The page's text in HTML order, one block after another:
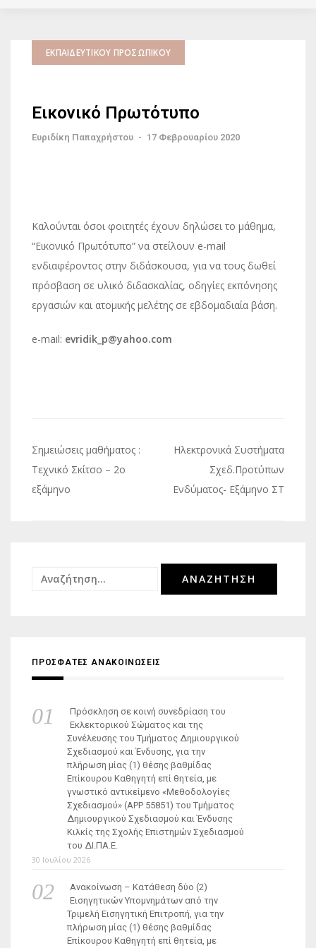
ΕΚΠΑΙΔΕΥΤΙΚΟΎ ΠΡΟΣΩΠΙΚΟΎ
Εικονικό Πρωτότυπο
Ευριδίκη Παπαχρήστου - 17 Φεβρουαρίου 2020
Καλούνται όσοι φοιτητές έχουν δηλώσει το μάθημα,
“Εικονικό Πρωτότυπο” να στείλουν e-mail
ενδιαφέροντος στην διδάσκουσα, για να τους δωθεί
πρόσβαση σε υλικό διδασκαλίας, οδηγίες εκπόνησης
εργασιών και ατομικής μελέτης σε εβδομαδιαία βάση.
e-mail: evridik_p@yahoo.com
Πλοήγηση
άρθρων
Σημειώσεις μαθήματος :
Τεχνικό Σκίτσο – 2ο
εξάμηνο
Ηλεκτρονικά Συστήματα
Σχεδ.Προτύπων
Ενδύματος- Εξάμηνο ΣΤ
Αναζήτηση
ΠΡΟΣΦΑΤΕΣ ΑΝΑΚΟΙΝΩΣΕΙΣ
Πρόσκληση σε κοινή συνεδρίαση του
Εκλεκτορικού Σώματος και της
Συνέλευσης του Τμήματος Δημιουργικού
Σχεδιασμού και Ένδυσης, για την
πλήρωση μίας (1) θέσης βαθμίδας
Επίκουρου Καθηγητή επί θητεία, με
γνωστικό αντικείμενο «Μεθοδολογίες
Σχεδιασμού» (ΑΡΡ 55851) του Τμήματος
Δημιουργικού Σχεδιασμού και Ένδυσης
Κιλκίς της Σχολής Επιστημών Σχεδιασμού
του ΔΙ.ΠΑ.Ε.
30 Ιουλίου 2026
Ανακοίνωση – Κατάθεση δύο (2)
Εισηγητικών Υπομνημάτων από την
Τριμελή Εισηγητική Επιτροπή, για την
πλήρωση μίας (1) θέσης βαθμίδας
Επίκουρου Καθηγητή επί θητεία, με